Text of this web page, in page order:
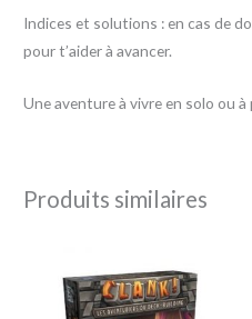
Indices et solutions : en cas de
pour t’aider à avancer.
Une aventure à vivre en solo ou à
Produits similaires